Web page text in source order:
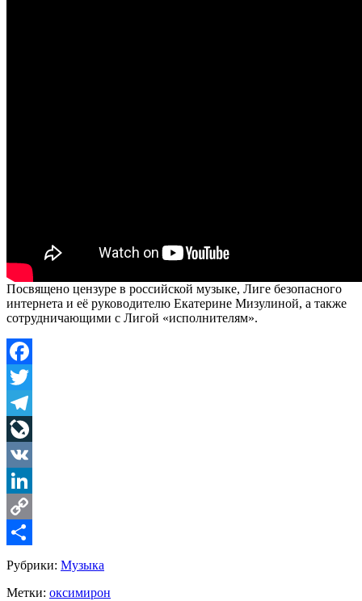
Посвящено цензуре в российской музыке, Лиге безопасного
интернета и её руководителю Екатерине Мизулиной, а также
сотрудничающими с Лигой «исполнителям».
Facebook
Twitter
Telegram
LiveJournal
VK
LinkedIn
Copy
Link
Share
Рубрики: Музыка
Метки: оксимирон